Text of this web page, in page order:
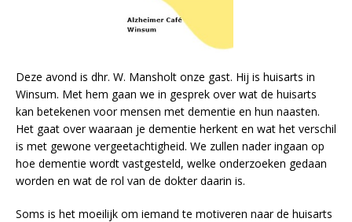
Deze avond is dhr. W. Mansholt onze gast. Hij is huisarts in
Winsum. Met hem gaan we in gesprek over wat de huisarts
kan betekenen voor mensen met dementie en hun naasten.
Het gaat over waaraan je dementie herkent en wat het verschil
is met gewone vergeetachtigheid. We zullen nader ingaan op
hoe dementie wordt vastgesteld, welke onderzoeken gedaan
worden en wat de rol van de dokter daarin is.
Soms is het moeilijk om iemand te motiveren naar de huisarts